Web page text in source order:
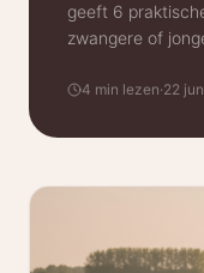
geeft 6
zwangere of
4 min lezen·22